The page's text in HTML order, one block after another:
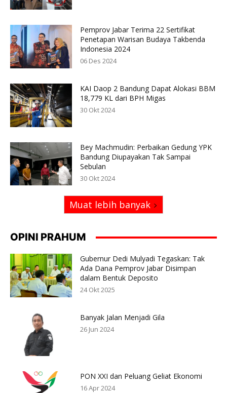
Pemprov Jabar Terima 22 Sertifikat
Penetapan Warisan Budaya Takbenda
Indonesia 2024
06 Des 2024
KAI Daop 2 Bandung Dapat Alokasi BBM
18,779 KL dari BPH Migas
30 Okt 2024
Bey Machmudin: Perbaikan Gedung YPK
Bandung Diupayakan Tak Sampai
Sebulan
30 Okt 2024
Muat lebih banyak
OPINI PRAHUM
Gubernur Dedi Mulyadi Tegaskan: Tak
Ada Dana Pemprov Jabar Disimpan
dalam Bentuk Deposito
24 Okt 2025
Banyak Jalan Menjadi Gila
26 Jun 2024
PON XXI dan Peluang Geliat Ekonomi
16 Apr 2024